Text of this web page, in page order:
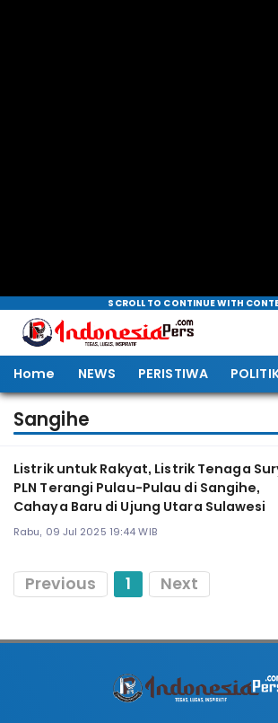
SCROLL TO CONTINUE WITH
Home NEWS PERISTIWA
Sangihe
Listrik untuk Rakyat, Listrik Tenaga
PLN Terangi Pulau-Pulau di Sangihe,
Cahaya Baru di Ujung Utara Sulawesi
Rabu, 09 Jul 2025 19:44 WIB
Previous 1 Next